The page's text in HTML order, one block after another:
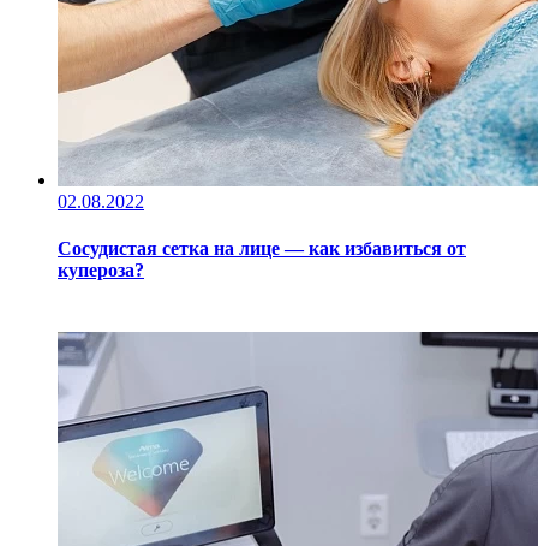
02.08.2022
Сосудистая сетка на лице — как избавиться от
купероза?